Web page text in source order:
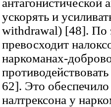
ускорять и
withdrawal) [48]. По
превосходит
наркоманах-
62]. Это
налтрексона у